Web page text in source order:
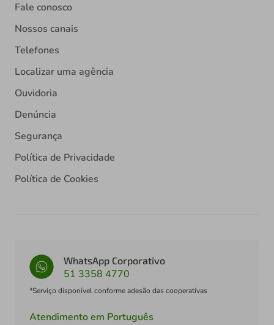
Fale conosco
Nossos canais
Telefones
Localizar uma agência
Ouvidoria
Denúncia
Segurança
Política de Privacidade
Política de Cookies
WhatsApp Corporativo
51 3358 4770
*Serviço disponível conforme adesão das cooperativas
Atendimento em Português